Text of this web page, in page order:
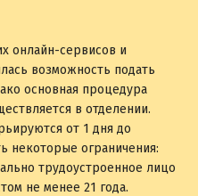
онлайн-сервисов и
возможность подать
основная процедура
в отделении.
от 1 дня до
некоторые ограничения:
трудоустроенное лицо
не менее 21 года.